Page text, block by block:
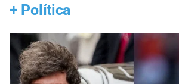
+ Política